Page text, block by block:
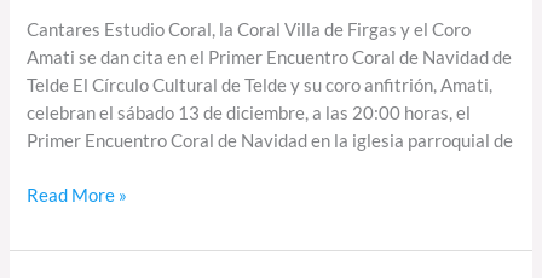
Cantares Estudio Coral, la Coral Villa de Firgas y el Coro
Amati se dan cita en el Primer Encuentro Coral de Navidad de
Telde El Círculo Cultural de Telde y su coro anfitrión, Amati,
celebran el sábado 13 de diciembre, a las 20:00 horas, el
Primer Encuentro Coral de Navidad en la iglesia parroquial de
Read More »